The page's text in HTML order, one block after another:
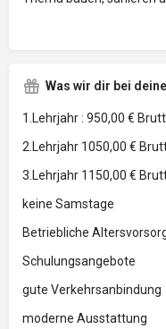
Was wir dir bei
1.Lehrjahr : 950,00 €
2.Lehrjahr 1050,00 €
3.Lehrjahr 1150,00 €
keine Samstage
Betriebliche
Schulungsangebote
gute Verkehrsanbindung
moderne Ausstattung